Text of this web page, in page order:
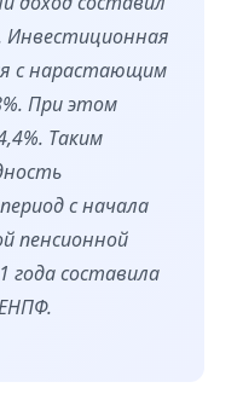
Инвестиционная
с нарастающим
При этом
Таким
с начала
пенсионной
года составила